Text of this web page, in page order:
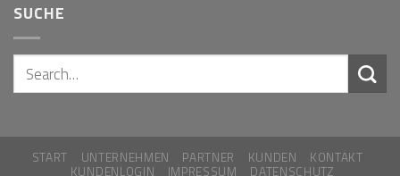
SUCHE
START UNTERNEHMEN PARTNER KUNDEN
KONTAKT
KUNDENLOGIN
IMPRESSUM DATENSCHUTZ